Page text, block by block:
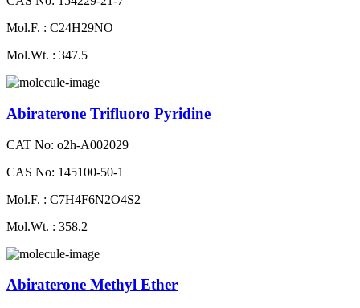
Mol.F. : C24H29NO
Mol.Wt. : 347.5
Abiraterone Trifluoro Pyridine
CAT No: o2h-A002029
CAS No: 145100-50-1
Mol.F. : C7H4F6N2O4S2
Mol.Wt. : 358.2
Abiraterone Methyl Ether